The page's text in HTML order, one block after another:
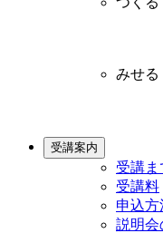
みせる
受講案内
受講
受講料
申込方
説明会